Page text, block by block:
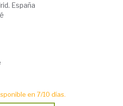
España
en 7/10 días.